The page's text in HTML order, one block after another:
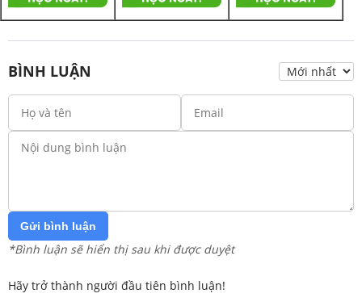
BÌNH LUẬN
Gửi bình luận
*Bình luận sẽ hiển thị sau khi được duyệt
Hãy trở thành người đầu tiên bình luận!